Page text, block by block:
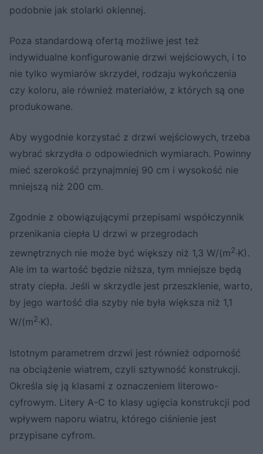
podobnie jak stolarki okiennej.
Poza standardową ofertą możliwe jest też
indywidualne konfigurowanie drzwi wejściowych, i to
nie tylko wymiarów skrzydeł, rodzaju wykończenia
czy koloru, ale również materiałów, z których są one
produkowane.
Aby wygodnie korzystać z drzwi wejściowych, trzeba
wybrać skrzydła o odpowiednich wymiarach. Powinny
mieć szerokość przynajmniej 90 cm i wysokość nie
mniejszą niż 200 cm.
Zgodnie z obowiązującymi przepisami współczynnik
przenikania ciepła U drzwi w przegrodach
zewnętrznych nie może być większy niż 1,3 W/(m2·K).
Ale im ta wartość będzie niższa, tym mniejsze będą
straty ciepła. Jeśli w skrzydle jest przeszklenie, warto,
by jego wartość dla szyby nie była większa niż 1,1
W/(m2·K).
Istotnym parametrem drzwi jest również odporność
na obciążenie wiatrem, czyli sztywność konstrukcji.
Określa się ją klasami z oznaczeniem literowo-
cyfrowym. Litery A-C to klasy ugięcia konstrukcji pod
wpływem naporu wiatru, którego ciśnienie jest
przypisane cyfrom.